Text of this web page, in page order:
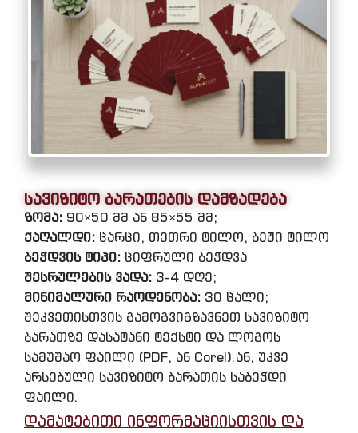
სავიზიტო ბარათების დამზადება
ზომა: 90×50 მმ ან 85×55 მმ;
ქაღალდი: ცარცი, თეთრი ტილო, ბეჟი ტილო
ბეჭდვის ტიპი: ციფრული ბეჭდვა
შესრულების ვადა: 3-4 დღე;
მინიმალური რაოდენობა: 30 ცალი;
შეკვეთისთვის გამოგვიგზავნეთ სავიზიტო
ბარათზე დასატანი ტექსტი და ლოგოს
სამუშაო ფაილი (PDF, ან Corel).ან, უკვე
არსებული სავიზიტო ბარათის საბეჭდი
ფაილი.
დამატებითი ინფორმაციისთვის და